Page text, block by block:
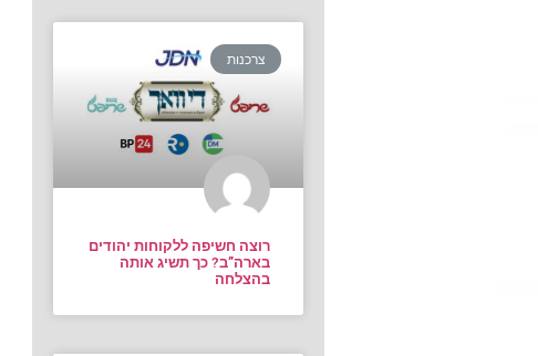
צרכנות
רוצה חשיפה ללקוחות יהודים
בארה”ב? כך תשיג אותה
בהצלחה